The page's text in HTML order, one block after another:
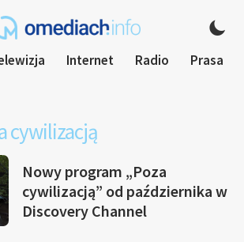
Internet Radio Prasa
cywilizacją
Nowy program „Poza
cywilizacją” od października w
Discovery Channel